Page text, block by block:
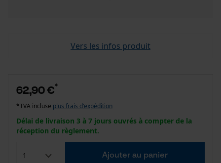
Vers les infos produit
62,90 €*
*TVA incluse plus frais d'expédition
Délai de livraison 3 à 7 jours ouvrés à compter de la
réception du règlement.
Ajouter au panier